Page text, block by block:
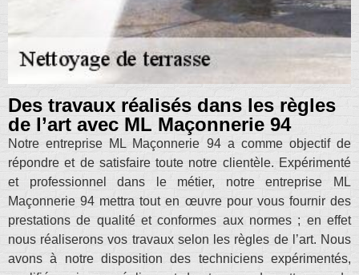
Des travaux réalisés dans les règles
de l’art avec ML Maçonnerie 94
Notre entreprise ML Maçonnerie 94 a comme objectif de
répondre et de satisfaire toute notre clientèle. Expérimenté
et professionnel dans le métier, notre entreprise ML
Maçonnerie 94 mettra tout en œuvre pour vous fournir des
prestations de qualité et conformes aux normes ; en effet
nous réaliserons vos travaux selon les règles de l’art. Nous
avons à notre disposition des techniciens expérimentés,